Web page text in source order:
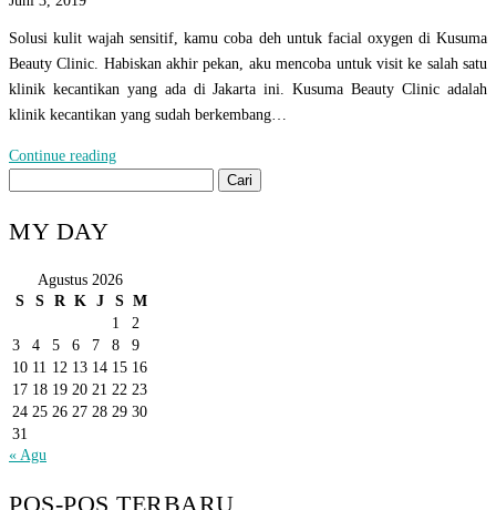
Solusi kulit wajah sensitif, kamu coba deh untuk facial oxygen di Kusuma
Beauty Clinic. Habiskan akhir pekan, aku mencoba untuk visit ke salah satu
klinik kecantikan yang ada di Jakarta ini. Kusuma Beauty Clinic adalah
klinik kecantikan yang sudah berkembang…
Continue reading
untuk:
MY DAY
Agustus 2026
S
S R K J S M
1
2
3
4 5 6 7 8
9
10 11 12 13 14 15 16
17 18 19 20 21 22 23
24 25 26 27 28 29 30
31
« Agu
POS-POS TERBARU